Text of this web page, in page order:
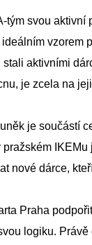
tým svou
vzorem
aktivními
je zcela na
je součástí
nové dárce,
Praha
logiku.